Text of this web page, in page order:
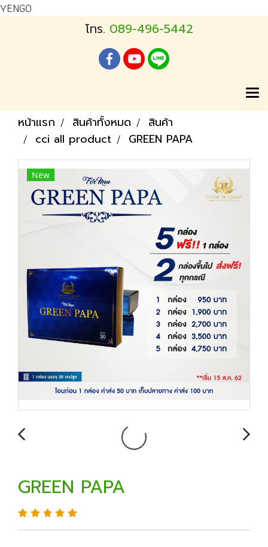
YENGO
โทร. 089-496-5442
หน้าแรก สินค้าทั้งหมด
สินค้า
cci all product
GREEN PAPA
New
GREEN PAPA